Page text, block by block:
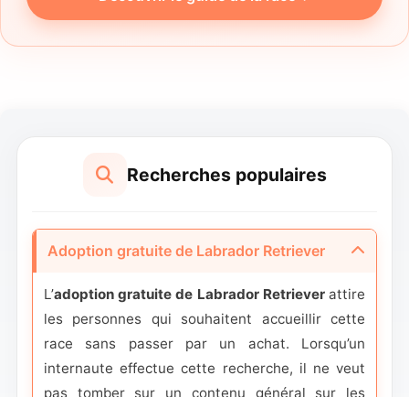
Recherches populaires
Adoption gratuite de Labrador Retriever
L’adoption gratuite de Labrador Retrieverattire
les personnes qui souhaitent accueillir cette
race sans passer par un achat. Lorsqu’un
internaute effectue cette recherche, il ne veut
pas tomber sur un contenu général sur les